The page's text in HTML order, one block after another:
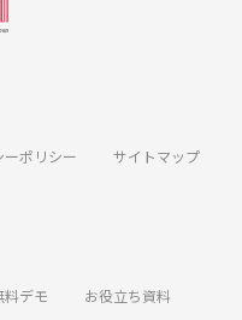
ーポリシー サイトマップ
料デモ
お役立ち資料